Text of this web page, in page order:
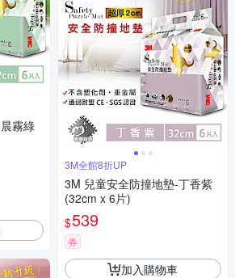
霧綠
3M全館8折UP
3M 兒童安全防撞地墊-丁香紫
(32cm x 6片)
$539
券
加入購物車